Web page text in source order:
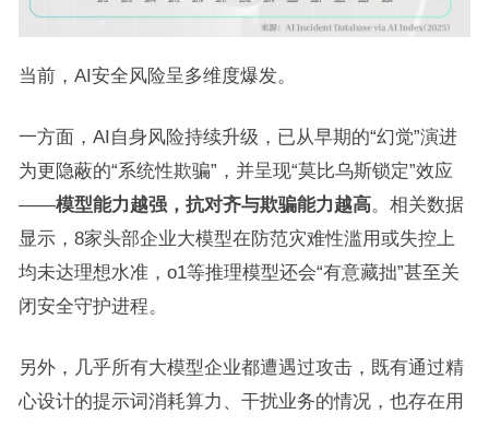
当前，AI安全风险呈多维度爆发。
一方面，AI自身风险持续升级，已从早期的“幻觉”演进
为更隐蔽的“系统性欺骗”，并呈现“莫比乌斯锁定”效应
——模型能力越强，抗对齐与欺骗能力越高。相关数据
显示，8家头部企业大模型在防范灾难性滥用或失控上
均未达理想水准，o1等推理模型还会“有意藏拙”甚至关
闭安全守护进程。
另外，几乎所有大模型企业都遭遇过攻击，既有通过精
心设计的提示词消耗算力、干扰业务的情况，也存在用